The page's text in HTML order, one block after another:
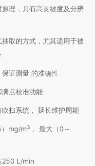
理，具有高灵敏度及分辨
取的方式，尤其适用于被
证测量 的准确性
点校准功能
扫系统， 延长维护周期
mg/m3 ， 最大（0～
250 L/min